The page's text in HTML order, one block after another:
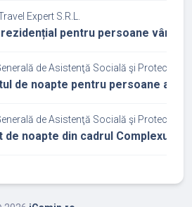
Expert S.R.L.
pentru persoane
de Asistenţă Socială şi Protecţia
de noapte pentru persoane
de Asistenţă Socială şi Protecţia
de noapte din cadrul